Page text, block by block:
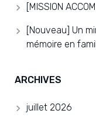
[MISSION
[Nouveau] Un
mémoire en
ARCHIVES
juillet 2026